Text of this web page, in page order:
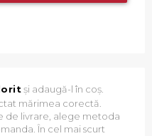
și adaugă-l în coș.
mărimea corectă.
de livrare, alege metoda
În cel mai scurt